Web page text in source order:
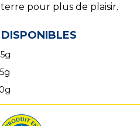
pour plus de plaisir.